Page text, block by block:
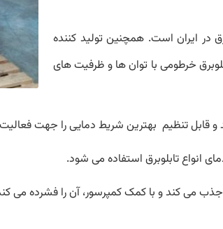
در ایران است. همچنین تولید کننده
خرطومی با توان ها و ظرفیت های
و قابل تنظیم بهترین شریط دمایی را جهت
انواع تابلوبرق استفاده می شود.
می کند و با کمک کمپرسور، آن را فشرده می